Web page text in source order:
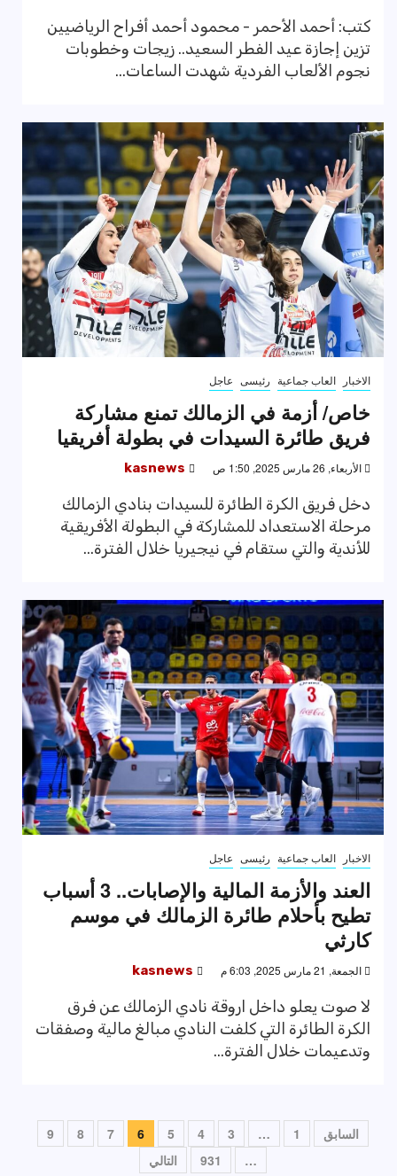
كتب: أحمد الأحمر - محمود أحمد أفراح الرياضيين
تزين إجازة عيد الفطر السعيد.. زيجات وخطوبات
نجوم الألعاب الفردية شهدت الساعات...
الاخبار العاب جماعية رئيسى عاجل
خاص/ أزمة في الزمالك تمنع مشاركة
فريق طائرة السيدات في بطولة أفريقيا
الأربعاء, 26 مارس 2025, 1:50 ص kasnews
دخل فريق الكرة الطائرة للسيدات بنادي الزمالك
مرحلة الاستعداد للمشاركة في البطولة الأفريقية
للأندية والتي ستقام في نيجيريا خلال الفترة...
الاخبار العاب جماعية رئيسى عاجل
العند والأزمة المالية والإصابات.. 3 أسباب
تطيح بأحلام طائرة الزمالك في موسم
كارثي
الجمعة, 21 مارس 2025, 6:03 م kasnews
لا صوت يعلو داخل اروقة نادي الزمالك عن فرق
الكرة الطائرة التي كلفت النادي مبالغ مالية وصفقات
وتدعيمات خلال الفترة...
تعدد
السابق 1
…
3
4
5
6
7
8
9
…
931 التالي